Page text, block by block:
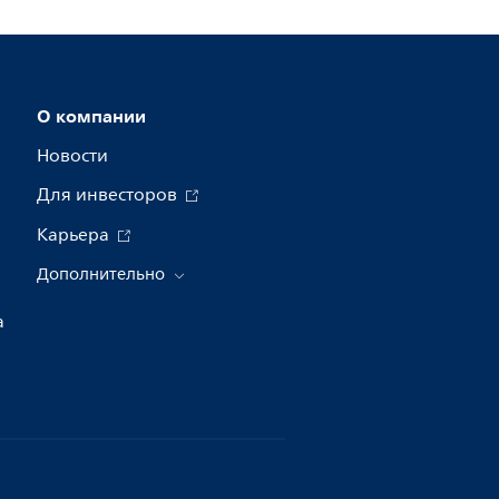
О компании
Новости
Для инвесторов
Карьера
Дополнительно